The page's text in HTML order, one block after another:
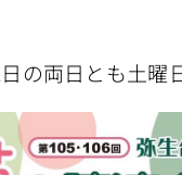
日の両日とも土